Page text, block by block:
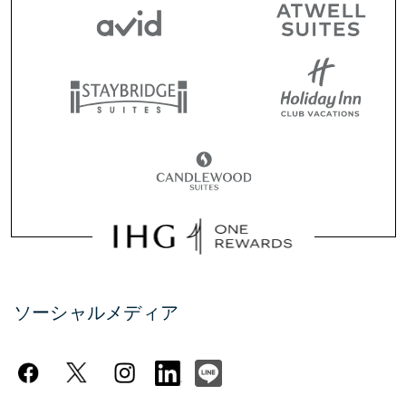
ソーシャルメディア